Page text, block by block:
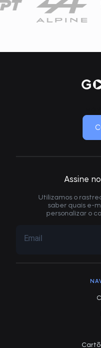
Assine
Utilizamos o
saber quais e-
personalizar o